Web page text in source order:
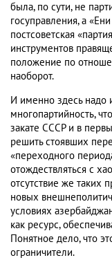
была, по сути, не
госуправления, а
постсоветская
инструментов
положение по
наоборот.
И именно здесь надо
многопартийность,
закате СССР и в
решить стоявших
«переходного
отождествляться с
отсутствие же таких
новых
условиях
как ресурс,
Понятное дело, что
ограничители.